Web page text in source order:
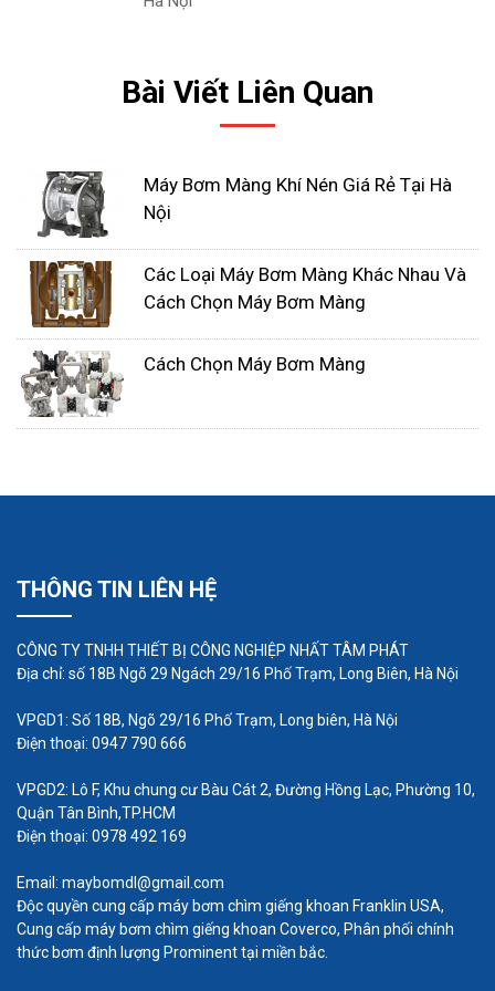
chúng (gallon / phút) trên tờ bán hàng hoặc trong
Một máy bơm màng có nhiều cách để di chuyển
màng bơm về phía sau và về phía trước để cho
phép vật liệu được bơm. Các lựa chọn truyền động
phổ biến nhất cho máy bơm màng là máy bơm
truyền động bằng khí nén hoặc điện. Truyền động
này rất quan trọng đối với việc sử dụng an toàn
máy bơm màng, và nó cũng ảnh hưởng đến vị trí
hoạt động của máy bơm.
Bài Viết Liên Quan
Máy Bơm Màng Khí Nén Giá Rẻ Tại Hà
Nội
Các Loại Máy Bơm Màng Khác Nhau Và
Cách Chọn Máy Bơm Màng
Cách Chọn Máy Bơm Màng
THÔNG TIN LIÊN HỆ
CÔNG TY TNHH THIẾT BỊ CÔNG NGHIỆP NHẤT TÂM PHÁT
Địa chỉ: số 18B Ngõ 29 Ngách 29/16 Phố Trạm, Long Biên, Hà Nội
VPGD1: Số 18B, Ngõ 29/16 Phố Trạm, Long biên, Hà Nội
Điện thoại: 0947 790 666
VPGD2: Lô F, Khu chung cư Bàu Cát 2, Đường Hồng Lạc, Phường 10,
Quận Tân Bình,TP.HCM
Điện thoại: 0978 492 169
Email: maybomdl@gmail.com
Độc quyền cung cấp máy bơm chìm giếng khoan Franklin USA,
Cung cấp máy bơm chìm giếng khoan Coverco, Phân phối chính
thức bơm định lượng Prominent tại miền bắc.